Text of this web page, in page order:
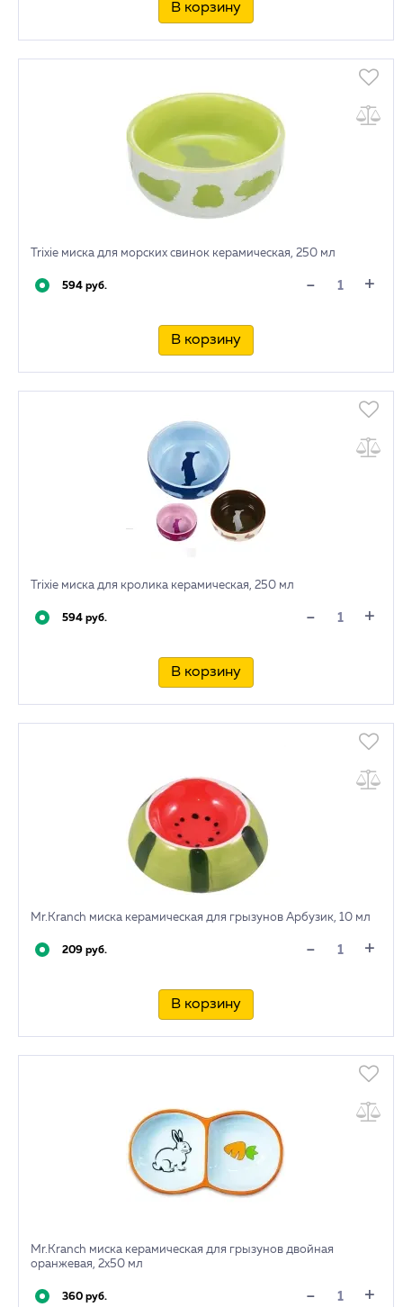
В корзину
Trixie миска для морских свинок керамическая, 250 мл
594 руб. - +
В корзину
Trixie миска для кролика керамическая, 250 мл
594 руб. - +
В корзину
Mr.Kranch миска керамическая для грызунов Арбузик, 10 мл
209 руб. - +
В корзину
Mr.Kranch миска керамическая для грызунов двойная
оранжевая, 2х50 мл
360 руб. - +